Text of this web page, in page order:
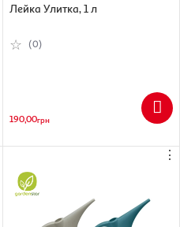
Лейка Улитка, 1 л
(0)
190,00грн
⋮